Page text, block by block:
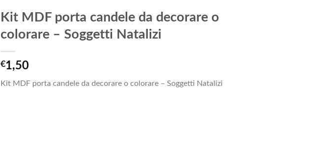
Kit MDF porta candele da decorare o
colorare – Soggetti Natalizi
€1,50
Kit MDF porta candele da decorare o colorare – Soggetti Natalizi